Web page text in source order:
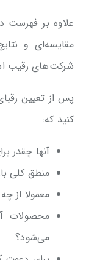
علاوه بر فهرست
مقایسه‌ای و
شرکت‌های رقیب
پس از تعیین
کنید که:
آنها چقدر
منطق کلی
معمولا از
محصولات
می‌شود؟